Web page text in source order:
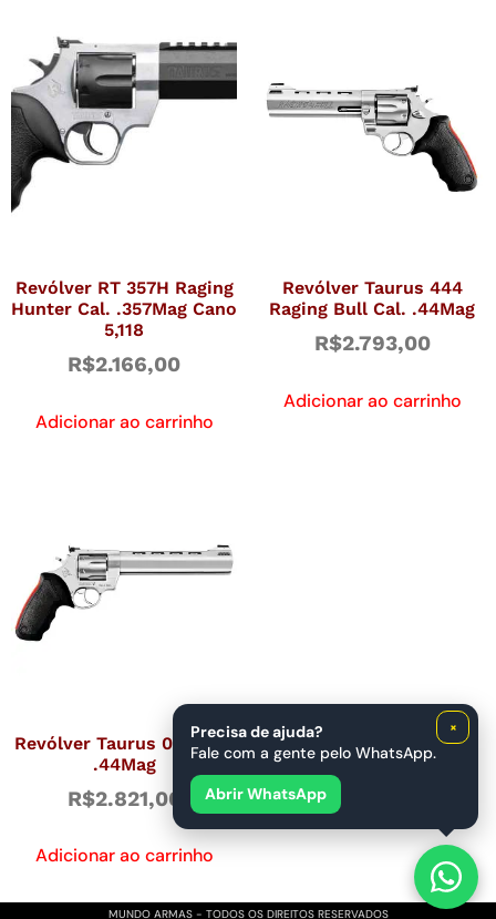
Revólver RT 357H Raging
Hunter Cal. .357Mag Cano
5,118
R$2.166,00
Adicionar ao carrinho
Revólver Taurus 444
Raging Bull Cal. .44Mag
R$2.793,00
Adicionar ao carrinho
Revólver Taurus 044 Cal.
.44Mag
R$2.821,00
Adicionar ao carrinho
MUNDO ARMAS - TODOS OS DIREITOS RESERVADOS
×
Precisa de ajuda?
Fale com a gente pelo WhatsApp.
Abrir WhatsApp